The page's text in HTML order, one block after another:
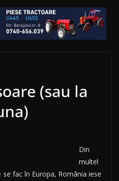
(sau la
Din
multel
fac în Europa, România iese